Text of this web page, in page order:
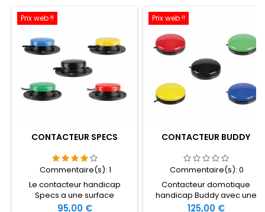
Prix web !!
CONTACTEUR SPECS
Commentaire(s): 1
Le contacteur handicap
Specs a une surface
d'activation de 3,5 cm et une
Prix
95,00 €
Prix web !!
CONTACTEUR BUDDY
Commentaire(s): 0
Contacteur domotique
handicap Buddy avec une
surface d'activation de 6,4
Prix
125,00 €